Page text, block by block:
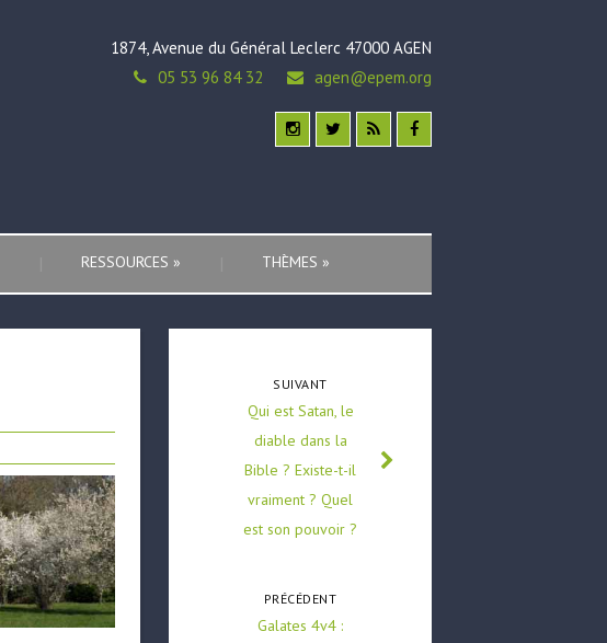
1874, Avenue du Général Leclerc 47000 AGEN
05 53 96 84 32
agen@epem.org
RESSOURCES » THÈMES »
SUIVANT
Qui est Satan, le
diable dans la
Bible ? Existe-t-il
vraiment ? Quel
est son pouvoir ?
PRÉCÉDENT
Galates 4v4 :